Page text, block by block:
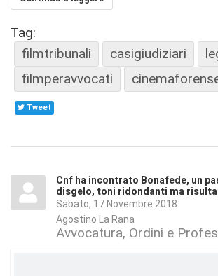
Tag:
filmtribunali
casigiudiziari
filmperavvocati
Tweet
Cnf ha incontrato Bonafede, un
disgelo, toni ridondanti ma
Sabato, 17 Novembre 2018
Agostino La Rana
Avvocatura, Ordini e